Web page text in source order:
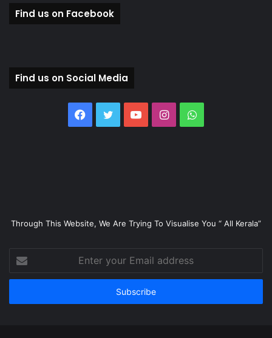
Find us on Facebook
Find us on Social Media
Facebook
TwitterYouTubeInstagramWhatsApp
Through This Website, We Are Trying To Visualise You “ All Kerala”
your
Email